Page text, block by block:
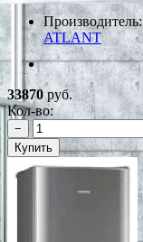
Производитель:
ATLANT
33870руб.
Кол-во:
−
Купить